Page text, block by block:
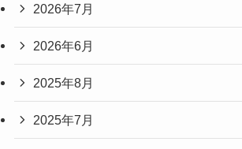
2026年7月
2026年6月
2025年8月
2025年7月